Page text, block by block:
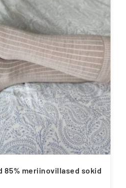
85% meriinovillased sokid